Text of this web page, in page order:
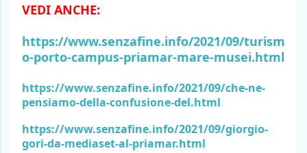
VEDI ANCHE:
https://www.senzafine.info/2021/09/turism
o-porto-campus-priamar-mare-musei.html
https://www.senzafine.info/2021/09/che-ne-
pensiamo-della-confusione-del.html
https://www.senzafine.info/2021/09/giorgio-
gori-da-mediaset-al-priamar.html